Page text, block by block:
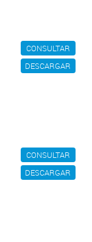
CONSULTAR
DESCARGAR
CONSULTAR
DESCARGAR